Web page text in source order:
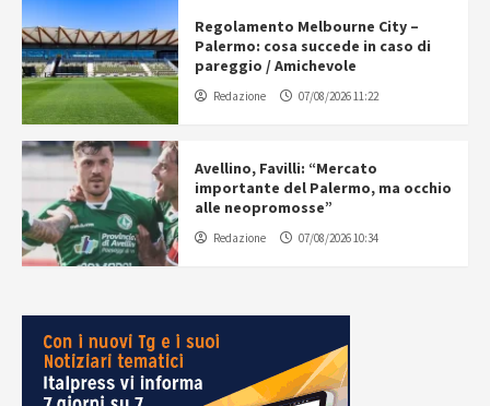
Regolamento Melbourne City –
Palermo: cosa succede in caso di
pareggio / Amichevole
Redazione 07/08/2026 11:22
Avellino, Favilli: “Mercato
importante del Palermo, ma occhio
alle neopromosse”
Redazione 07/08/2026 10:34